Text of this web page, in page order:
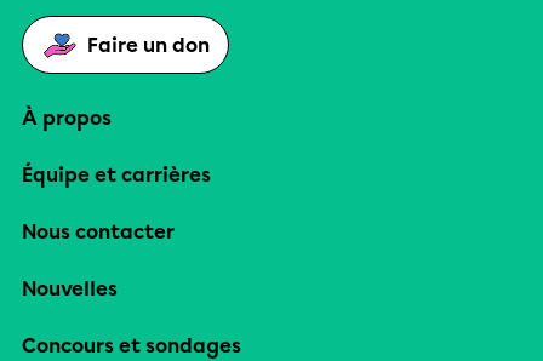
Faire un don
À propos
Équipe et carrières
Nous contacter
Nouvelles
Concours et sondages